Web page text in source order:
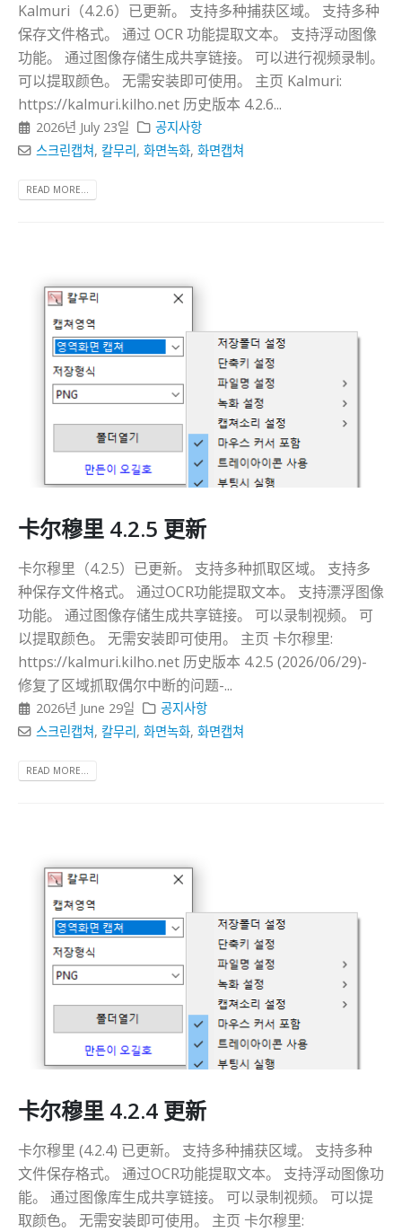
Kalmuri（4.2.6）已更新。 支持多种捕获区域。 支持多种
保存文件格式。 通过 OCR 功能提取文本。 支持浮动图像
功能。 通过图像存储生成共享链接。 可以进行视频录制。
可以提取颜色。 无需安装即可使用。 主页 Kalmuri:
https://kalmuri.kilho.net 历史版本 4.2.6...
2026년 July 23일
공지사항
스크린캡쳐, 칼무리 ,화면녹화,화면캡쳐
READ MORE...
卡尔穆里 4.2.5 更新
卡尔穆里（4.2.5）已更新。 支持多种抓取区域。 支持多
种保存文件格式。 通过OCR功能提取文本。 支持漂浮图像
功能。 通过图像存储生成共享链接。 可以录制视频。 可
以提取颜色。 无需安装即可使用。 主页 卡尔穆里:
https://kalmuri.kilho.net 历史版本 4.2.5 (2026/06/29)-
修复了区域抓取偶尔中断的问题-...
2026년 June 29일
공지사항
스크린캡쳐, 칼무리 ,화면녹화,화면캡쳐
READ MORE...
卡尔穆里 4.2.4 更新
卡尔穆里 (4.2.4) 已更新。 支持多种捕获区域。 支持多种
文件保存格式。 通过OCR功能提取文本。 支持浮动图像功
能。 通过图像库生成共享链接。 可以录制视频。 可以提
取颜色。 无需安装即可使用。 主页 卡尔穆里: